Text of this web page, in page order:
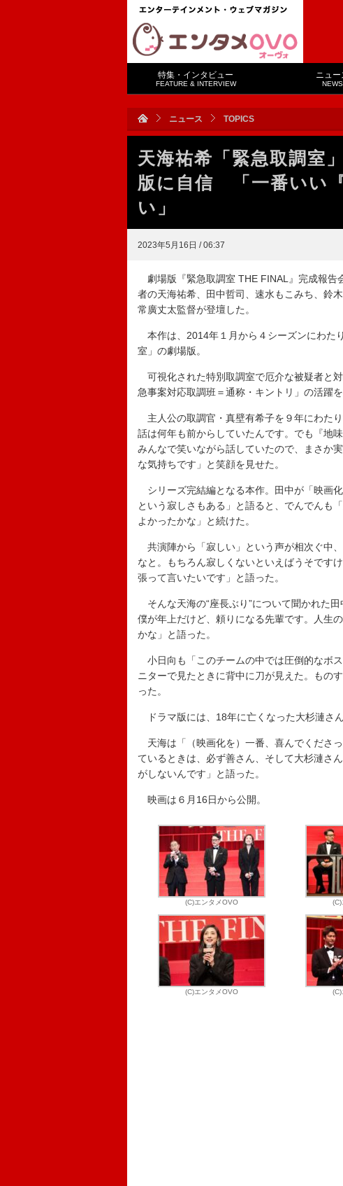
特集・インタビュー
FEATURE & INTERVIEW
ニュー
NEWS
ニュース TOPICS
天海祐希「緊急取調室
版に自信 「一番いい
い」
2023年5月16日 / 06:37
劇場版『緊急取調室 THE FINAL』完成報告
者の天海祐希、田中哲司、速水もこみち、鈴
常廣丈太監督が登壇した。
本作は、2014年１月から４シーズンにわた
室」の劇場版。
可視化された特別取調室で厄介な被疑者と
急事案対応取調班＝通称・キントリ」の活躍を
主人公の取調官・真壁有希子を９年にわた
話は何年も前からしていたんです。でも『地
みんなで笑いながら話していたので、まさか
な気持ちです」と笑顔を見せた。
シリーズ完結編となる本作。田中が「映画
という寂しさもある」と語ると、でんでんも
よかったかな」と続けた。
共演陣から「寂しい」という声が相次ぐ中
なと。もちろん寂しくないといえばうそです
張って言いたいです」と語った。
そんな天海の“座長ぶり”について聞かれた
僕が年上だけど、頼りになる先輩です。人生
かな」と語った。
小日向も「このチームの中では圧倒的なボ
ニターで見たときに背中に刀が見えた。もの
った。
ドラマ版には、18年に亡くなった大杉漣さ
天海は「（映画化を）一番、喜んでくださ
ているときは、必ず善さん、そして大杉漣さ
がしないんです」と語った。
映画は６月16日から公開。
(C)エンタメOVO
(C)エンタメOVO